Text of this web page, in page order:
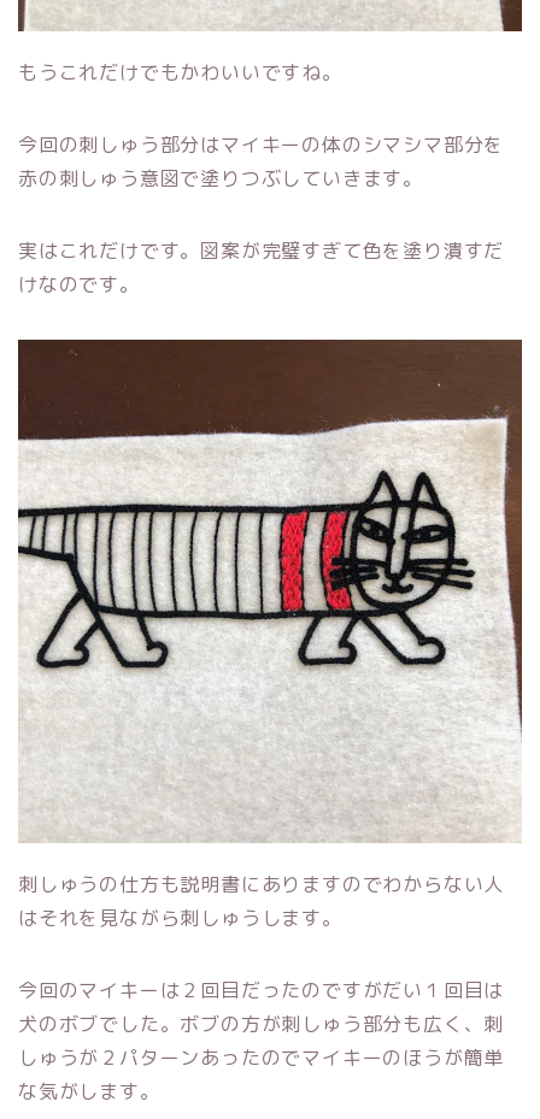
もうこれだけでもかわいいですね。
今回の刺しゅう部分はマイキーの体のシマシマ部分を
赤の刺しゅう意図で塗りつぶしていきます。
実はこれだけです。図案が完璧すぎて色を塗り潰すだ
けなのです。
刺しゅうの仕方も説明書にありますのでわからない人
はそれを見ながら刺しゅうします。
今回のマイキーは２回目だったのですがだい１回目は
犬のボブでした。ボブの方が刺しゅう部分も広く、刺
しゅうが２パターンあったのでマイキーのほうが簡単
な気がします。